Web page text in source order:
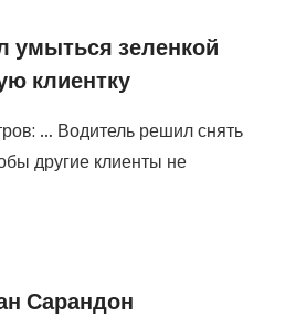
умыться зеленкой
клиентку
… Водитель решил снять
другие клиенты не
Сарандон